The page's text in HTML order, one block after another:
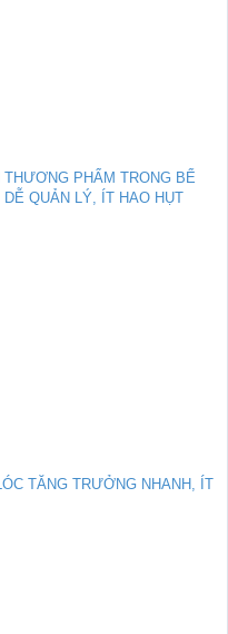
THƯƠNG PHẨM TRONG BỂ
QUẢN LÝ, ÍT HAO HỤT
TĂNG TRƯỞNG NHANH, ÍT